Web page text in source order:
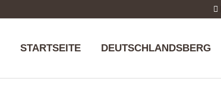
STARTSEITE DEUTSCHLANDSBERG